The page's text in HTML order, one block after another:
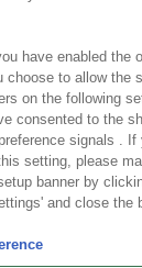
に
方針 よくあるご質
Namco Amusement Inc.
Amusement Lab Inc.
have enabled the
choose to allow the
on the following
consented to the
signals . If
setting, please
banner by
and close the